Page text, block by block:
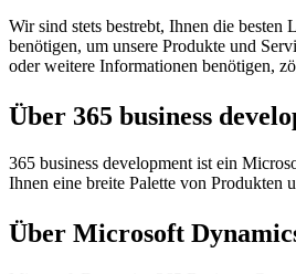
Wir sind stets bestrebt, Ihnen die
benötigen, um unsere Produkte und
oder weitere Informationen benötigen,
Über 365 business
365 business development ist ein
Ihnen eine breite Palette von Produkten
Über Microsoft